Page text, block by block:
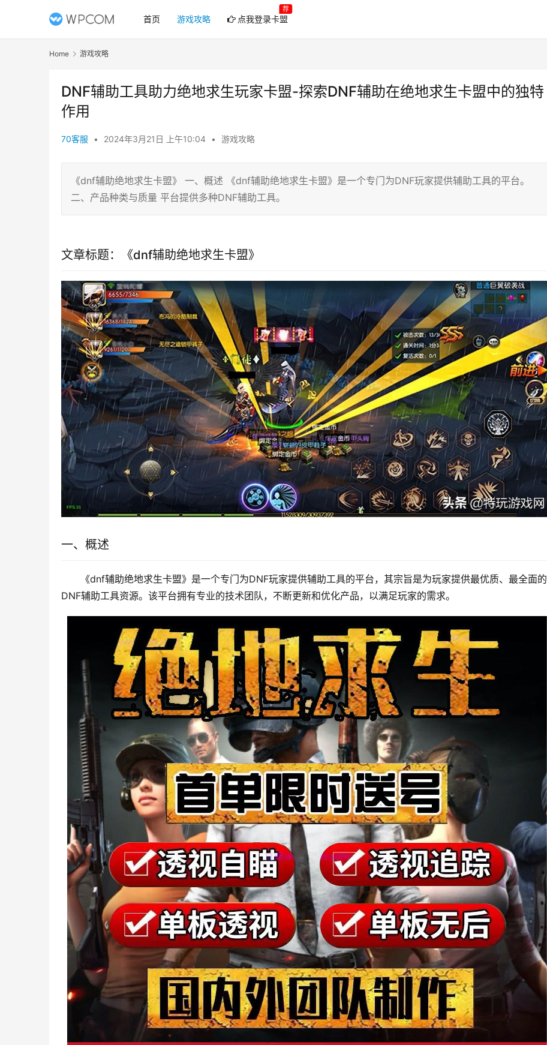
首页 游戏攻略 点我登录卡盟
荐
Home 游戏攻略
DNF辅助工具助力绝地求生玩家卡盟-探索DNF辅助在绝地求生卡盟中的独特
作用
70客服 • 2024年3月21日 上午10:04 • 游戏攻略
《dnf辅助绝地求生卡盟》 一、概述 《dnf辅助绝地求生卡盟》是一个专门为DNF玩家提供辅助工具的平台。
二、产品种类与质量 平台提供多种DNF辅助工具。
文章标题：《dnf辅助绝地求生卡盟》
一、概述
《dnf辅助绝地求生卡盟》是一个专门为DNF玩家提供辅助工具的平台，其宗旨是为玩家提供最优质、最全面的
DNF辅助工具资源。该平台拥有专业的技术团队，不断更新和优化产品，以满足玩家的需求。